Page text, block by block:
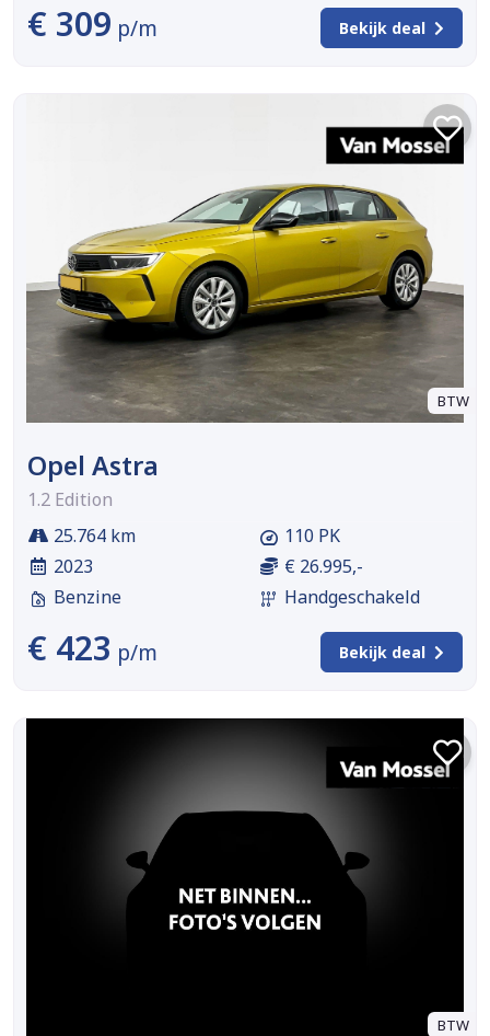
€ 309 p/m Bekijk deal
BTW
Opel Astra
1.2 Edition
25.764 km
2023
Benzine
110 PK
€ 26.995,-
Handgeschakeld
€ 423 p/m Bekijk deal
BTW